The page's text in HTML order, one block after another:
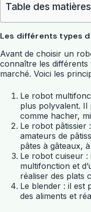
Table des matières
Les différents types
Avant de choisir un
connaître les
marché. Voici les
Le robot
plus polyvalent. Il
comme hacher,
Le robot pâtissier
amateurs de
pâtes à gâteaux,
Le robot cuiseur :
multifonction et
réaliser des plats
Le blender : il est
des aliments et